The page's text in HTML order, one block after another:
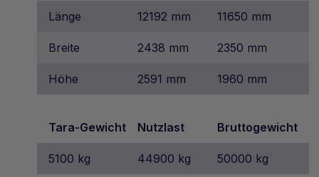
Länge 12192 mm 11650 mm
Breite 2438 mm 2350 mm
Höhe 2591 mm 1960 mm
Tara-Gewicht Nutzlast Bruttogewicht
5100 kg 44900 kg 50000 kg